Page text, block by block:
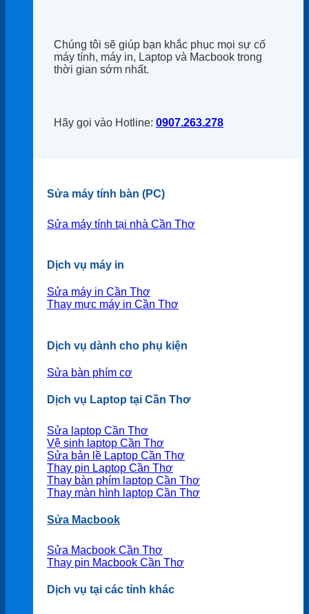
Chúng tôi sẽ giúp bạn khắc phục mọi sự cố
máy tính, máy in, Laptop và Macbook trong
thời gian sớm nhất.
Hãy gọi vào Hotline: 0907.263.278
Sửa máy tính bàn (PC)
Sửa máy tính tại nhà Cần Thơ
Dịch vụ máy in
Sửa máy in Cần Thơ
Thay mực máy in Cần Thơ
Dịch vụ dành cho phụ kiện
Sửa bàn phím cơ
Dịch vụ Laptop tại Cần Thơ
Sửa laptop Cần Thơ
Vệ sinh laptop Cần Thơ
Sửa bản lề Laptop Cần Thơ
Thay pin Laptop Cần Thơ
Thay bàn phím laptop Cần Thơ
Thay màn hình laptop Cần Thơ
Sửa Macbook
Sửa Macbook Cần Thơ
Thay pin Macbook Cần Thơ
Dịch vụ tại các tỉnh khác